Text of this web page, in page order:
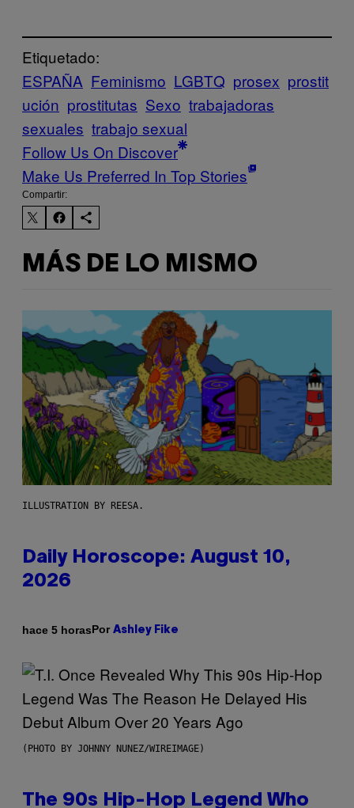
Etiquetado:
ESPAÑA Feminismo LGBTQ prosex prostit
ución prostitutas Sexo trabajadoras
sexuales trabajo sexual
Follow Us On Discover
Make Us Preferred In Top Stories
Compartir:
MÁS DE LO MISMO
ILLUSTRATION BY REESA.
Daily Horoscope: August 10,
2026
hace 5 horasPor Ashley Fike
(PHOTO BY JOHNNY NUNEZ/WIREIMAGE)
The 90s Hip-Hop Legend Who